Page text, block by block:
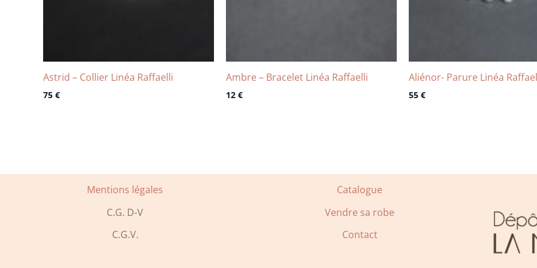
Astrid – Collier Linéa Raffaelli
75 €
Ambre – Bracelet Linéa Raffaelli
12 €
Aliénor- Parure Linéa
55 €
Mentions légales
C.G. D-V
C.G.V.
Catalogue
Vendre sa robe
Contact